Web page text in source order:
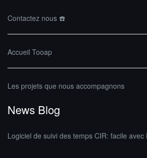
Contactez nous ☎️
Accueil Tooap
Les projets que nous accompagnons
News Blog
Logiciel de suivi des temps CIR: facile avec